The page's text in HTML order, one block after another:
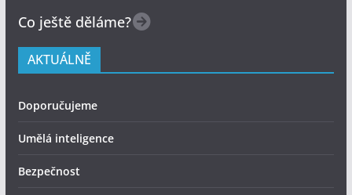
Co ještě děláme?
AKTUÁLNĚ
Doporučujeme
Umělá inteligence
Bezpečnost